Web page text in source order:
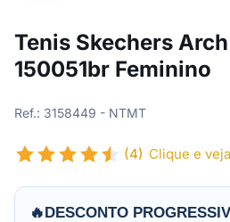
Tenis Skechers
150051br Feminino
Ref.: 3158449 - NTMT
(4) Clique e
🔥DESCONTO